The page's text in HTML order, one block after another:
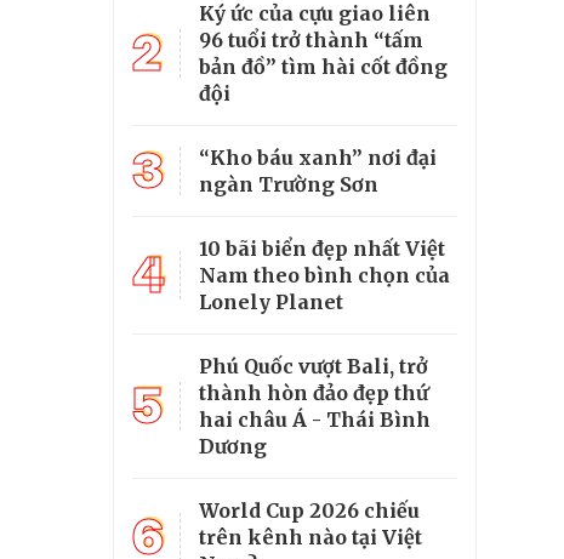
2
Ký ức của cựu giao liên
96 tuổi trở thành “tấm
bản đồ” tìm hài cốt đồng
đội
3
“Kho báu xanh” nơi đại
ngàn Trường Sơn
4
10 bãi biển đẹp nhất Việt
Nam theo bình chọn của
Lonely Planet
5
Phú Quốc vượt Bali, trở
thành hòn đảo đẹp thứ
hai châu Á - Thái Bình
Dương
6
World Cup 2026 chiếu
trên kênh nào tại Việt